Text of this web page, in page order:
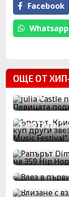
Facebook
Whatsapp
ОЩЕ ОТ
песен!
албум
Ъпсурт,
Тита и
събират
Festival”
Рапърът
Веси –
Awards
Влез в
Влизане
срещу
Зипо и
Касъл